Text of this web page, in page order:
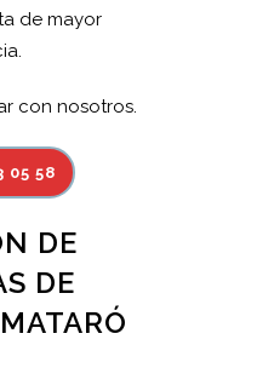
de mayor
con nosotros.
05 58
DE
DE